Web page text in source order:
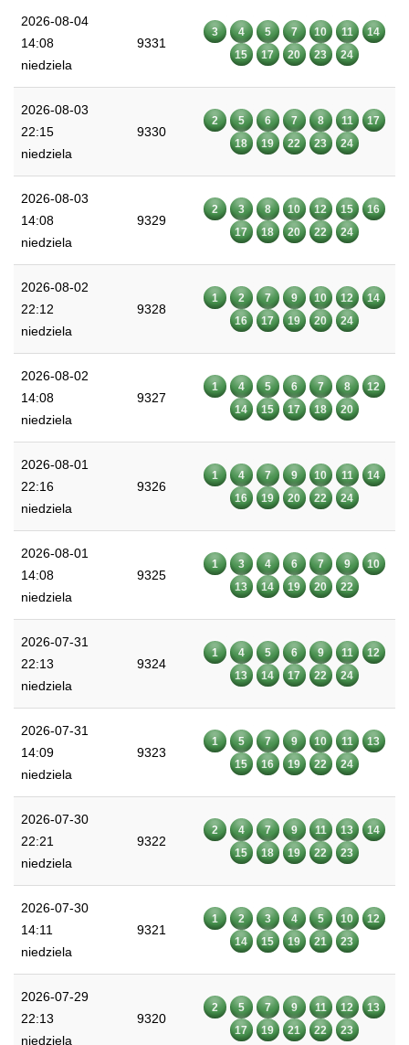
2026-08-04
14:08
niedziela
9331
3 4 5 7 10 11
14
15
17 20 23 24
2026-08-03
22:15
niedziela
9330
2 5 6 7 8 11
17
18
19 22 23 24
2026-08-03
14:08
niedziela
9329
2 3 8 10 12 15
16
17
18 20 22 24
2026-08-02
22:12
niedziela
9328
1 2 7 9 10 12
14
16
17 19 20 24
2026-08-02
14:08
niedziela
9327
1 4 5 6 7 8
12
14
15 17 18 20
2026-08-01
22:16
niedziela
9326
1 4 7 9 10 11
14
16
19 20 22 24
2026-08-01
14:08
niedziela
9325
1 3 4 6 7 9
10
13
14 19 20 22
2026-07-31
22:13
niedziela
9324
1 4 5 6 9 11
12
13
14 17 22 24
2026-07-31
14:09
niedziela
9323
1 5 7 9 10 11
13
15
16 19 22 24
2026-07-30
22:21
niedziela
9322
2 4 7 9 11 13
14
15
18 19 22 23
2026-07-30
14:11
niedziela
9321
1 2 3 4 5 10
12
14
15 19 21 23
2026-07-29
22:13
niedziela
9320
2 5 7 9 11 12
13
17
19 21 22 23